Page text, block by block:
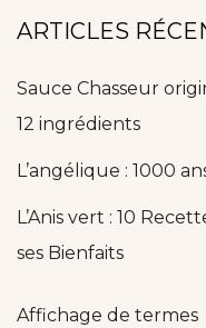
ARTICLES
Sauce Chasseur
12 ingrédients
L’angélique : 1000
L’Anis vert : 10
ses Bienfaits
Affichage de termes